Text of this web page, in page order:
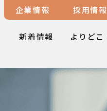
新着情報 よりどこ
企業情報 採用情報